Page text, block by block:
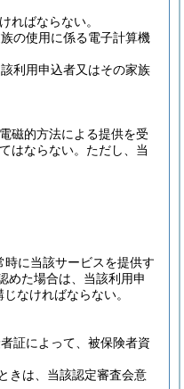
ればならない。
の使用に係る電子計算機
利用申込者又はその家族
磁的方法による提供を受
はならない。 ただし、当
時に当該サービスを提供す
めた場合は、当該利用申
なければならない。
証によって、被保険者資
きは、当該認定審査会意